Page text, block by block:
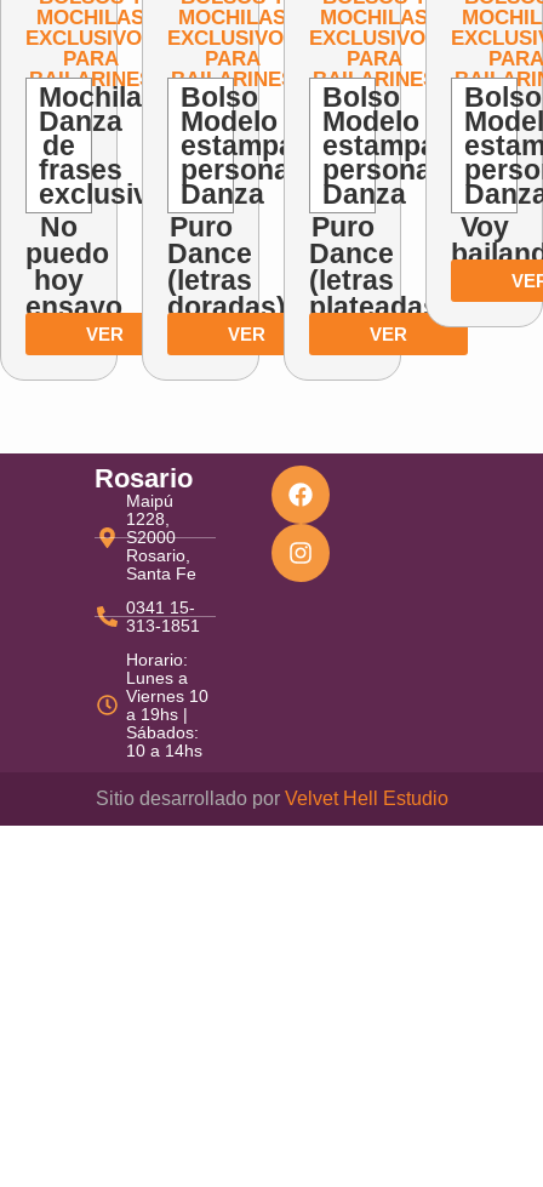
MOCHILAS
EXCLUSIVOS
PARA
BAILARINES
Mochila
Danza
de
frases
exclusivas
No
puedo
hoy
ensayo
VER
MOCHILAS
EXCLUSIVOS
PARA
BAILARINES
Bolso
Modelo
estampas
personalizadas
Danza
Puro
Dance
(letras
doradas)
VER
MOCHILAS
EXCLUSIVOS
PARA
BAILARINES
Bolso
Modelo
estampas
personalizadas
Danza
Puro
Dance
(letras
plateadas)
VER
PARA
Bolso
Voy
Rosario
Maipú
1228,
S2000
Rosario,
Santa Fe
0341 15-
313-1851
Horario:
Lunes a
Viernes 10
a 19hs |
Sábados:
10 a 14hs
Sitio desarrollado por Velvet Hell Estudio